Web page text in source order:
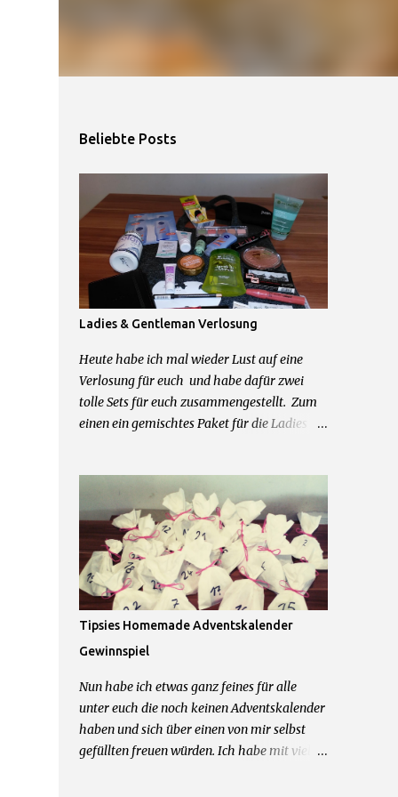
Beliebte Posts
Ladies & Gentleman Verlosung
Heute habe ich mal wieder Lust auf eine
Verlosung für euch und habe dafür zwei
tolle Sets für euch zusammengestellt. Zum
einen ein gemischtes Paket für die Ladies
Leicke und allerhand weiteren feinen
Beautyprodukten. Und zum anderen für die
Herren der Schöpfung ein Mexx Parfum und
Duschgel Set, Touchscreen Handschuhe,
Cooling Gel und Bodyrasierer. 2 Sets = 2
Gewinner Was ihr dafür tun müsst um zu
gewinnen: 1.) Kommentiere diesen Post mit
dem Wunschpaket was du gerne gewinnen
möchtest 2.) Hinterlasse mir im
Kommentarfeld eine Kontaktmöglichkeit
Das wars schon! Teilnahme beginnt jetzt
und endet am 09.04.2016 um 23.59Uhr.
Teilnahme nur mit deutscher Postadresse
Tipsies Homemade Adventskalender
Gewinnspiel
Nun habe ich etwas ganz feines für alle
unter euch die noch keinen Adventskalender
haben und sich über einen von mir selbst
gefüllten freuen würden. Ich habe mit viel